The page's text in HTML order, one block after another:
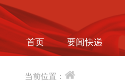
首页 要闻快递
当前位置：